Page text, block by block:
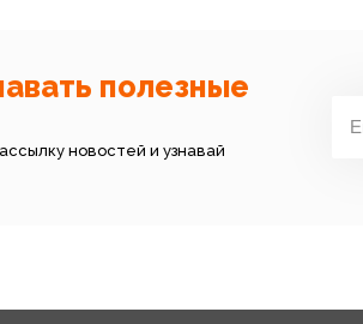
полезные
новостей и узнавай